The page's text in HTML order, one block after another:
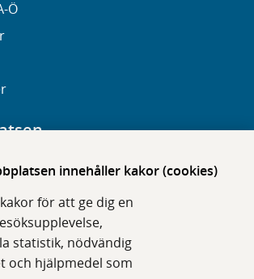
innehåller kakor (cookies)
för att ge dig en
statistik, nödvändig
och hjälpmedel som
Ö